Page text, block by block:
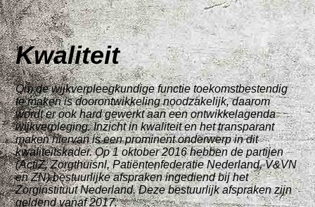
Kwaliteit
Om de wijkverpleegkundige functie toekomstbestendig
te maken is doorontwikkeling noodzakelijk, daarom
wordt er ook hard gewerkt aan een ontwikkelagenda
wijkverpleging. Inzicht in kwaliteit en het transparant
maken hiervan is een prominent onderwerp in dit
kwaliteitskader. Op 1 oktober 2016 hebben de partijen
(ActiZ, Zorgthuisnl, Patiëntenfederatie Nederland, V&VN
en ZN) bestuurlijke afspraken ingediend bij het
Zorginstituut Nederland. Deze bestuurlijk afspraken zijn
geldend vanaf 2017.